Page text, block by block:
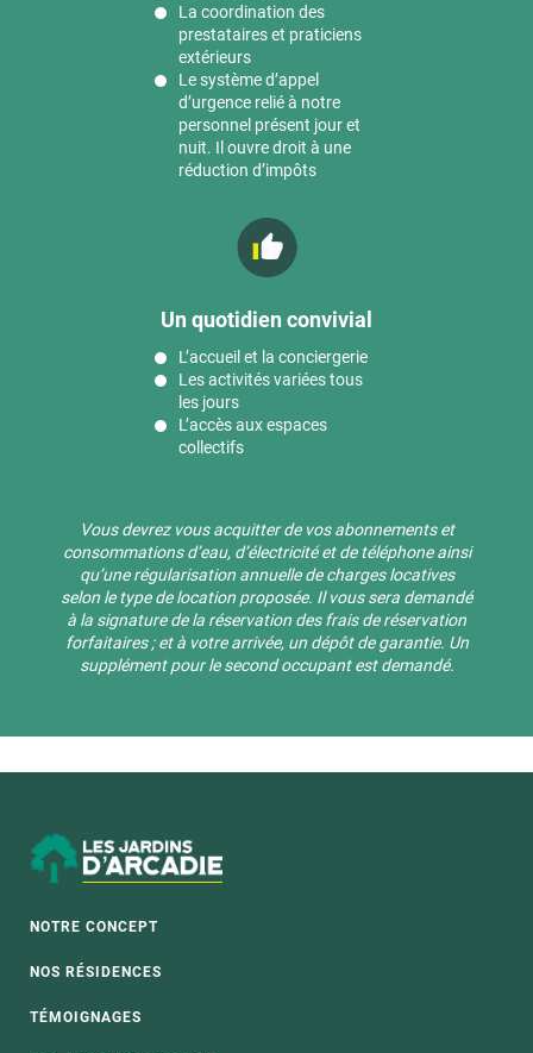
La coordination des
prestataires et praticiens
extérieurs
Le système d’appel
d’urgence relié à notre
personnel présent jour et
nuit. Il ouvre droit à une
réduction d’impôts
Un quotidien convivial
L’accueil et la conciergerie
Les activités variées tous
les jours
L’accès aux espaces
collectifs
Vous devrez vous acquitter de vos abonnements et
consommations d’eau, d’électricité et de téléphone ainsi
qu’une régularisation annuelle de charges locatives
selon le type de location proposée. Il vous sera demandé
à la signature de la réservation des frais de réservation
forfaitaires ; et à votre arrivée, un dépôt de garantie. Un
supplément pour le second occupant est demandé.
NOTRE CONCEPT
NOS RÉSIDENCES
TÉMOIGNAGES